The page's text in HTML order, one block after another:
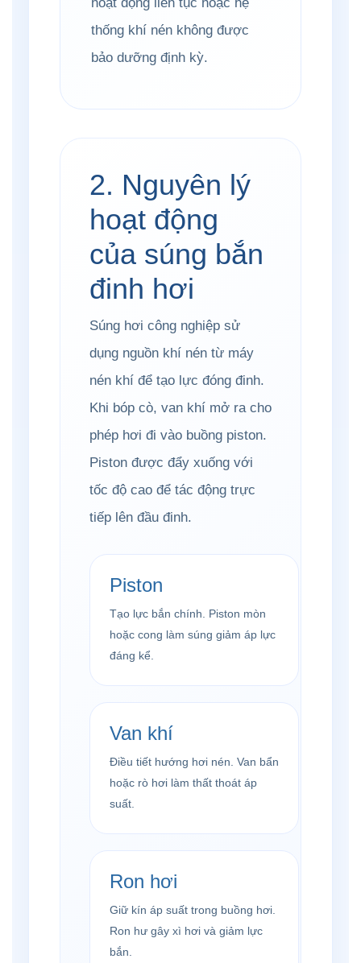
thống khí nén không được
bảo dưỡng định kỳ.
2. Nguyên lý
hoạt động
của súng bắn
đinh hơi
Súng hơi công nghiệp sử
dụng nguồn khí nén từ máy
nén khí để tạo lực đóng đinh.
Khi bóp cò, van khí mở ra cho
phép hơi đi vào buồng piston.
Piston được đẩy xuống với
tốc độ cao để tác động trực
tiếp lên đầu đinh.
Piston
Tạo lực bắn chính. Piston mòn
hoặc cong làm súng giảm áp lực
đáng kể.
Van khí
Điều tiết hướng hơi nén. Van bẩn
hoặc rò hơi làm thất thoát áp
suất.
Ron hơi
Giữ kín áp suất trong buồng hơi.
Ron hư gây xì hơi và giảm lực
bắn.